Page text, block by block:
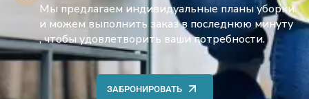
Мы предлагаем индивидуальные планы уборки
и можем выполнить заказ в последнюю минуту
, чтобы удовлетворить ваши потребности.
ЗАБРОНИРОВАТЬ